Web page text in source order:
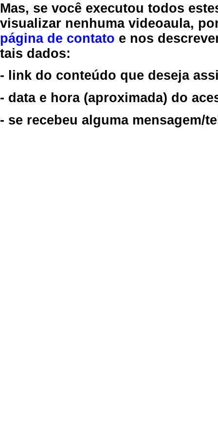
Mas, se você executou todos
visualizar nenhuma videoaula,
página de contato e nos
tais dados:
- link do conteúdo que deseja
- data e hora (aproximada) do
- se recebeu alguma mensagem/